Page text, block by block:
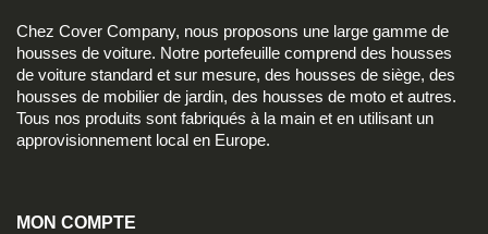
Chez Cover Company, nous proposons une large gamme de
housses de voiture. Notre portefeuille comprend des housses
de voiture standard et sur mesure, des housses de siège, des
housses de mobilier de jardin, des housses de moto et autres.
Tous nos produits sont fabriqués à la main et en utilisant un
approvisionnement local en Europe.
MON COMPTE